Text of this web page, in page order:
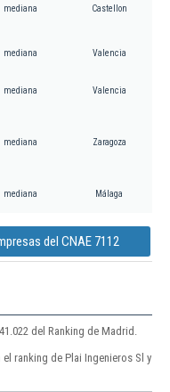
mediana Castellon
mediana Valencia
mediana Valencia
mediana Zaragoza
mediana Málaga
del CNAE 7112
del Ranking de Madrid.
ranking de Plai Ingenieros Sl y